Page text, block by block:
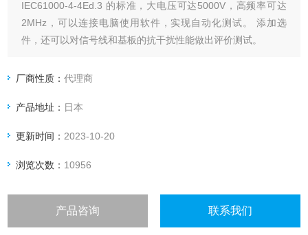
IEC61000-4-4Ed.3 的标准，大电压可达5000V，高频率可达
2MHz，可以连接电脑使用软件，实现自动化测试。 添加选
件，还可以对信号线和基板的抗干扰性能做出评价测试。
厂商性质：代理商
产品地址： 日本
更新时间： 2023-10-20
浏览次数： 10956
产品咨询 联系我们